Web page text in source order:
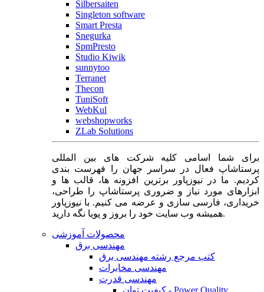
Silbersaiten
Singleton software
Smart Presta
Snegurka
SpmPresto
Studio Kiwik
sunnytoo
Terranet
Thecon
TuniSoft
WebKul
webshopworks
ZLab Solutions
برای شما اسامی کلیه شرکت های بین المللی
پرستاشاپ فعال در سراسر جهان را فهرست بندی
کردیم. ما در نیوزپاور برترین افزونه ها، قالب ها و
ابزارهای مورد نیاز و ضروری پرستاشاپ را طراحی،
خریداری، فارسی سازی و عرضه می کنیم. با نیوزپاور
همیشه وب سایت خود را بروز و پویا نگه دارید.
محصولات آموزشی
مهندسی برق
کتب مرجع رشته مهندسی برق
مهندسی مخابرات
مهندسی قدرت
کیفیت توان - Power Quality